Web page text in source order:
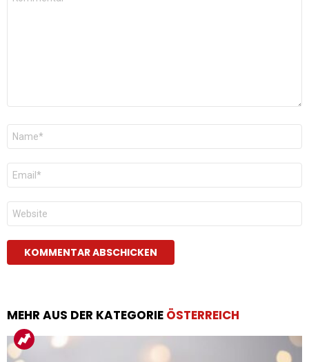
Name
E-
Mail
*
Website
MEHR AUS DER KATEGORIE ÖSTERREICH